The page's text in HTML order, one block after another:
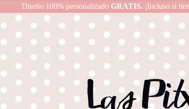
Diseño 100% personalizado GRATIS. ¡Incluso si